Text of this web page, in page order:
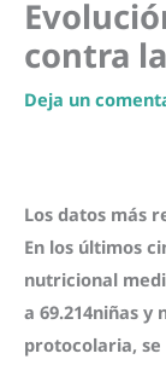
contra
Deja un
Los datos más
En los últimos
nutricional
a 69.214niñas y
protocolaria,